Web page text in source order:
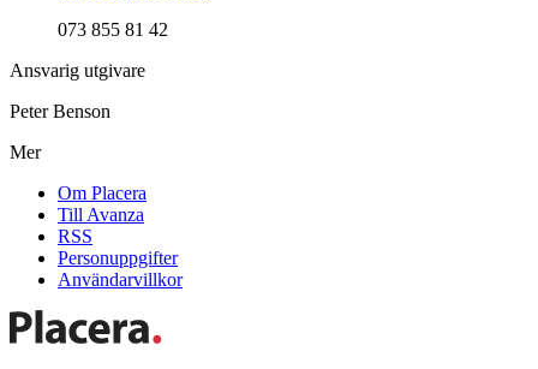
073 855 81 42
Ansvarig utgivare
Peter Benson
Mer
Om Placera
Till Avanza
RSS
Personuppgifter
Användarvillkor